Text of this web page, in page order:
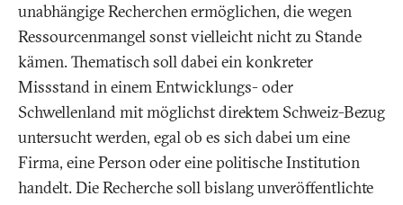
unabhängige Recherchen ermöglichen, die wegen
Ressourcenmangel sonst vielleicht nicht zu Stande
kämen. Thematisch soll dabei ein konkreter
Missstand in einem Entwicklungs- oder
Schwellenland mit möglichst direktem Schweiz-Bezug
untersucht werden, egal ob es sich dabei um eine
Firma, eine Person oder eine politische Institution
handelt. Die Recherche soll bislang unveröffentlichte